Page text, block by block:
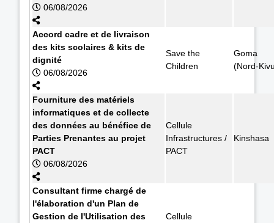
06/08/2026
Accord cadre et de livraison
des kits scolaires & kits de
dignité
06/08/2026
Save the
Children
Goma
(Nord-
Fourniture des matériels
informatiques et de collecte
des données au bénéfice de
Parties Prenantes au projet
PACT
06/08/2026
Cellule
Infrastructures /
PACT
Kinshasa
Consultant firme chargé de
l'élaboration d'un Plan de
Gestion de l'Utilisation des
Cellule